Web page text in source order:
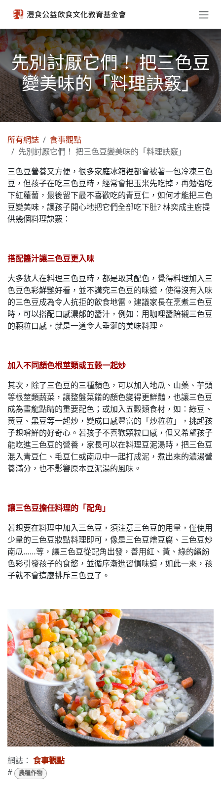
先別討厭它們！ 把三色豆
變美味的「料理訣竅」
所有網誌
食事觀點
先別討厭它們！ 把三色豆變美味的「料理訣竅」
三色豆營養又方便，很多家庭冰箱裡都會被著一包冷凍三色
豆，但孩子在吃三色豆時，經常會把玉米先吃掉，再勉強吃
下紅蘿蔔，最後留下最不喜歡吃的青豆仁，如何才能把三色
豆變美味，讓孩子開心地把它們全部吃下肚? 林奕成主廚提
供幾個料理訣竅：
搭配醬汁讓三色豆更入味
大多數人在料理三色豆時，都是取其配色，覺得料理加入三
色豆色彩鮮艷好看，並不講究三色豆的味道，使得沒有入味
的三色豆成為令人抗拒的飲食地雷。建議家長在烹煮三色豆
時，可以搭配口感濃郁的醬汁，例如：用咖哩醬陪襯三色豆
的顆粒口感，就是一道令人垂涎的美味料理。
加入不同顏色根莖類或五穀一起炒
其次，除了三色豆的三種顏色，可以加入地瓜、山藥、芋頭
等根莖類蔬菜，讓整盤菜餚的顏色變得更鮮豔，也讓三色豆
成為畫龍點睛的重要配色；或加入五穀類食材，如：綠豆、
黃豆、黑豆等一起炒，變成口感豐富的「炒粒粒」，挑起孩
子想嚐鮮的好奇心。若孩子不喜歡顆粒口感，但又希望孩子
能吃進三色豆的營養，家長可以在料理豆泥湯時，把三色豆
混入青豆仁、毛豆仁或南瓜中一起打成泥，煮出來的濃湯營
養滿分，也不影響原本豆泥湯的風味。
讓三色豆擔任料理的「配角」
若想要在料理中加入三色豆，須注意三色豆的用量，僅使用
少量的三色豆妝點料理即可，像是三色豆燴豆腐、三色豆炒
南瓜……等，讓三色豆從配角出發，善用紅、黃、綠的繽紛
色彩引發孩子的食慾，並循序漸進習慣味道，如此一來，孩
子就不會這麼排斥三色豆了。
網誌： 食事觀點
#
農糧作物